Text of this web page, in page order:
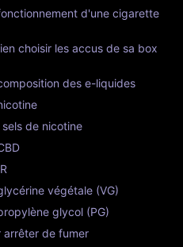
d'une cigarette
choisir les accus de sa box
des e-liquides
de nicotine
végétale (VG)
glycol (PG)
arrêter de fumer